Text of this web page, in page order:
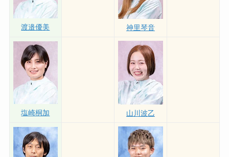
渡邉優美 神里琴音
塩崎桐加 山川波乙